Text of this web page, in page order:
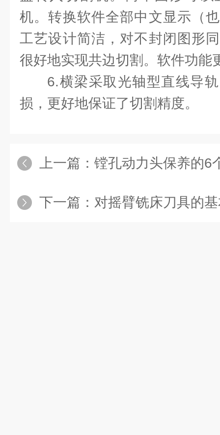
机。转换软件全部中文显示（
工艺设计简洁，对不封闭图形
很好地实现共边切割。软件功能
6.横梁采取光轴型直线导
损，更好地保证了切割精度。
上一篇： 镗孔动力头保养的6
下一篇： 对摇臂铣床刀具的